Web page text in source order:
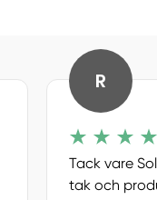
R
Tack vare
tak och